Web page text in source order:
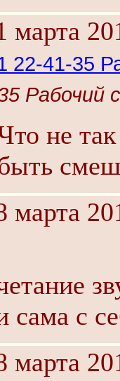
марта
22-41-35
Рабочий
не
марта
сама с
марта